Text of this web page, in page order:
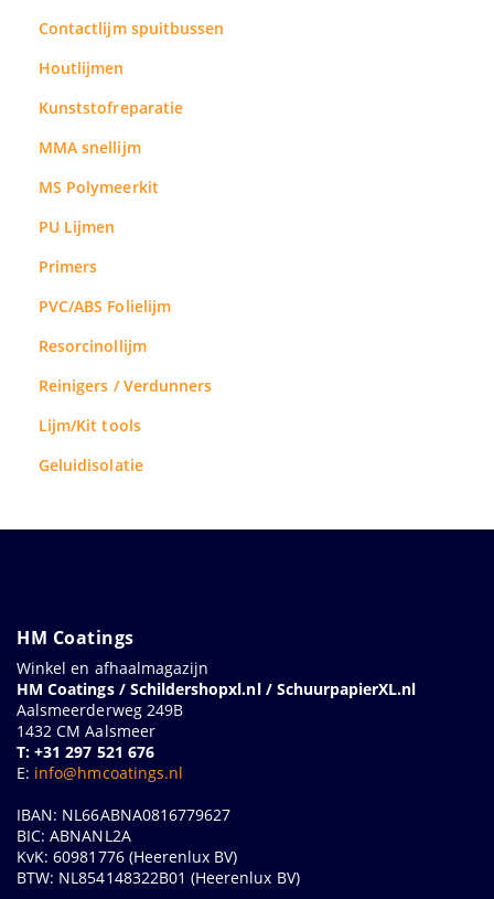
Contactlijm spuitbussen
Houtlijmen
Kunststofreparatie
MMA snellijm
MS Polymeerkit
PU Lijmen
Primers
PVC/ABS Folielijm
Resorcinollijm
Reinigers / Verdunners
Lijm/Kit tools
Geluidisolatie
HM Coatings
Winkel en afhaalmagazijn
HM Coatings / Schildershopxl.nl / SchuurpapierXL.nl
Aalsmeerderweg 249B
1432 CM Aalsmeer
T: +31 297 521 676
E: info@hmcoatings.nl
IBAN: NL66ABNA0816779627
BIC: ABNANL2A
KvK: 60981776 (Heerenlux BV)
BTW: NL854148322B01 (Heerenlux BV)